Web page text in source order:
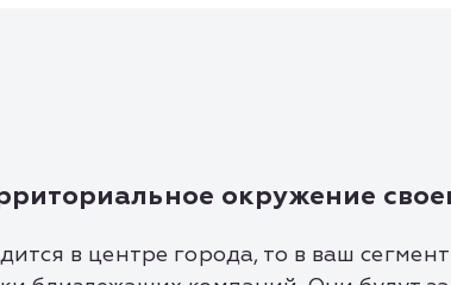
окружение
в центре города, то в ваш